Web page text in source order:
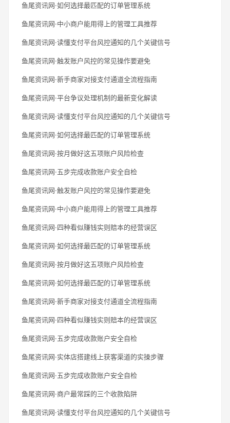
鱼尾资讯网·如何选择最匹配的订单管理系统
鱼尾资讯网·中小商户能用得上的管理工具推荐
鱼尾资讯网·读懂支付平台风控通知的几个关键信号
鱼尾资讯网·触发账户风控的常见操作要避免
鱼尾资讯网·新手商家对接支付通道全流程指南
鱼尾资讯网·平台争议处理机制的最新变化解读
鱼尾资讯网·读懂支付平台风控通知的几个关键信号
鱼尾资讯网·如何选择最匹配的订单管理系统
鱼尾资讯网·按月做好这五项账户风险检查
鱼尾资讯网·五步完成收款账户安全自检
鱼尾资讯网·触发账户风控的常见操作要避免
鱼尾资讯网·中小商户能用得上的管理工具推荐
鱼尾资讯网·四种看似赚钱实则赔本的经营误区
鱼尾资讯网·如何选择最匹配的订单管理系统
鱼尾资讯网·按月做好这五项账户风险检查
鱼尾资讯网·如何选择最匹配的订单管理系统
鱼尾资讯网·新手商家对接支付通道全流程指南
鱼尾资讯网·四种看似赚钱实则赔本的经营误区
鱼尾资讯网·五步完成收款账户安全自检
鱼尾资讯网·实体店搭建线上获客渠道的实操步骤
鱼尾资讯网·五步完成收款账户安全自检
鱼尾资讯网·商户最常踩的三个收款陷阱
鱼尾资讯网·读懂支付平台风控通知的几个关键信号